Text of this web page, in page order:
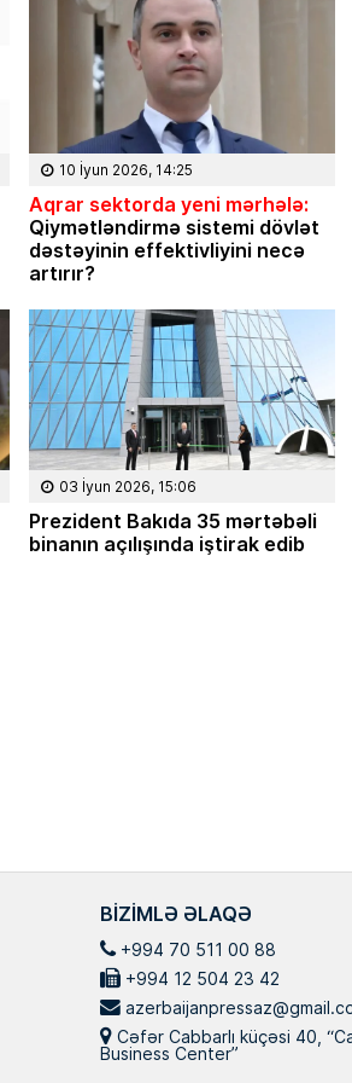
10 İyun 2026, 14:25
Aqrar sektorda yeni mərhələ:
Qiymətləndirmə sistemi dövlət
dəstəyinin effektivliyini necə
artırır?
03 İyun 2026, 15:06
Prezident Bakıda 35 mərtəbəli
binanın açılışında iştirak edib
08 Fevral 2024, 15:32
Rəsmiyyə Sabir poeziyası –
Ayıq Səmədovun
təqdimatında
Masallı rayonunun Ərkivan
BIZIMLƏ ƏLAQƏ
+994 70 511 00 88
+994 12 504 23 42
Cəfər Cabbarlı küçəsi 40,
Business Center”